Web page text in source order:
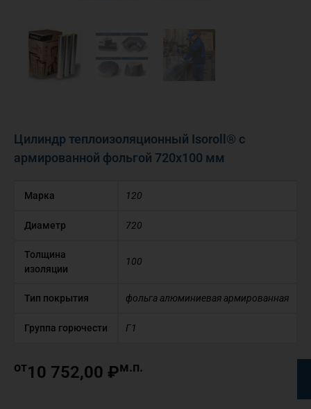
Цилиндр теплоизоляционный Isoroll® с
армированной фольгой 720х100 мм
Марка 120
Диаметр 720
Толщина
изоляции
100
Тип покрытия фольга алюминиевая армированная
Группа горючести Г1
от10 752,00 ₽м.п.